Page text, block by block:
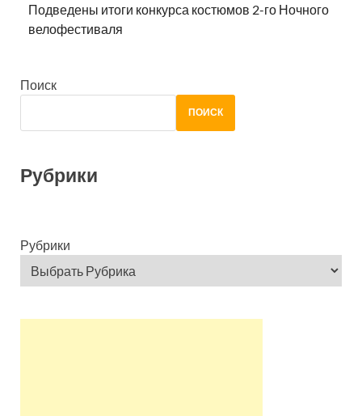
Подведены итоги конкурса костюмов 2-го Ночного
велофестиваля
Поиск
ПОИСК
Рубрики
Рубрики